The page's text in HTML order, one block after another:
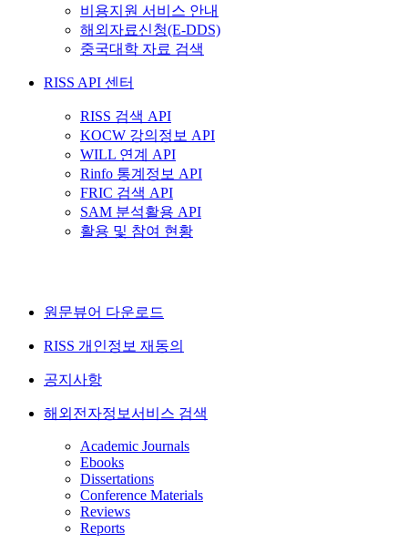
비용지원 서비스 안내
해외자료신청(E-DDS)
중국대학 자료 검색
RISS API 센터
RISS 검색 API
KOCW 강의정보 API
WILL 연계 API
Rinfo 통계정보 API
FRIC 검색 API
SAM 분석활용 API
활용 및 참여 현황
원문뷰어 다운로드
RISS 개인정보 재동의
공지사항
해외전자정보서비스 검색
Academic Journals
Ebooks
Dissertations
Conference Materials
Reviews
Reports